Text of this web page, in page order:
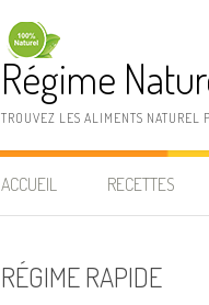
Régime
TROUVEZ LES ALIMENTS NATUREL
ACCUEIL RECETTES
RÉGIME RAPIDE